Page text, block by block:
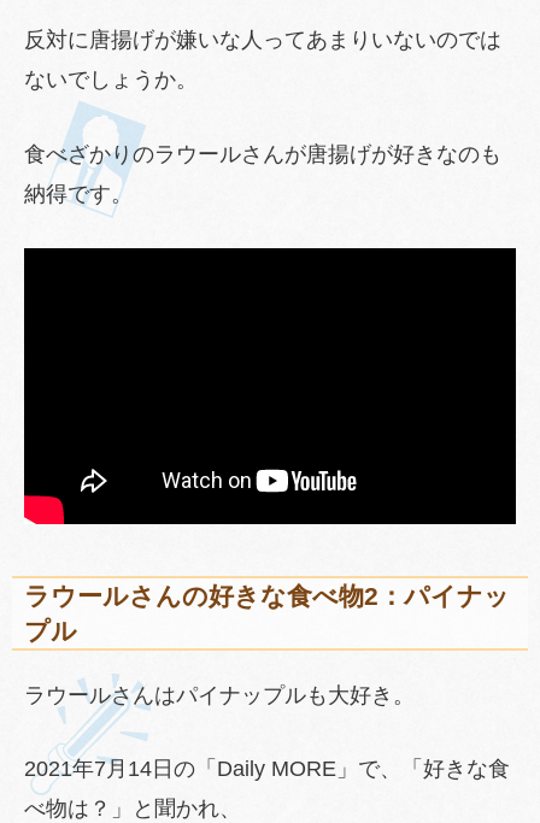
反対に唐揚げが嫌いな人ってあまりいないのでは
ないでしょうか。
食べざかりのラウールさんが唐揚げが好きなのも
納得です。
ラウールさんの好きな食べ物2：パイナッ
プル
ラウールさんはパイナップルも大好き。
2021年7月14日の「Daily MORE」で、「好きな食
べ物は？」と聞かれ、